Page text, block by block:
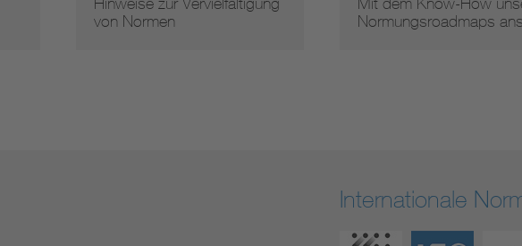
von Normen
Normungsroadmaps
Internationale